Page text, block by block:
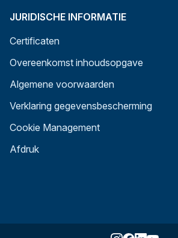
JURIDISCHE INFORMATIE
Certificaten
Overeenkomst inhoudsopgave
Algemene voorwaarden
Verklaring gegevensbescherming
Cookie Management
Afdruk